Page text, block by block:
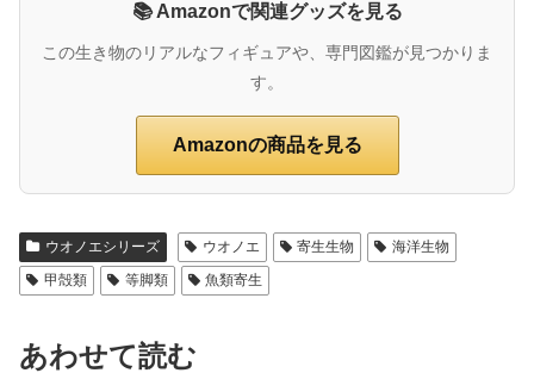
📚 Amazonで関連グッズを見る
この生き物のリアルなフィギュアや、専門図鑑が見つかりま
す。
Amazonの商品を見る
ウオノエシリーズ ウオノエ 寄生生物
海洋生物
甲殻類
等脚類 魚類寄生
あわせて読む